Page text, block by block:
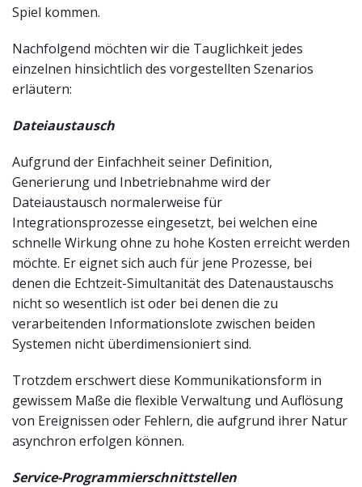
Spiel kommen.
Nachfolgend möchten wir die Tauglichkeit jedes
einzelnen hinsichtlich des vorgestellten Szenarios
erläutern:
Dateiaustausch
Aufgrund der Einfachheit seiner Definition,
Generierung und Inbetriebnahme wird der
Dateiaustausch normalerweise für
Integrationsprozesse eingesetzt, bei welchen eine
schnelle Wirkung ohne zu hohe Kosten erreicht werden
möchte. Er eignet sich auch für jene Prozesse, bei
denen die Echtzeit-Simultanität des Datenaustauschs
nicht so wesentlich ist oder bei denen die zu
verarbeitenden Informationslote zwischen beiden
Systemen nicht überdimensioniert sind.
Trotzdem erschwert diese Kommunikationsform in
gewissem Maße die flexible Verwaltung und Auflösung
von Ereignissen oder Fehlern, die aufgrund ihrer Natur
asynchron erfolgen können.
Service-Programmierschnittstellen